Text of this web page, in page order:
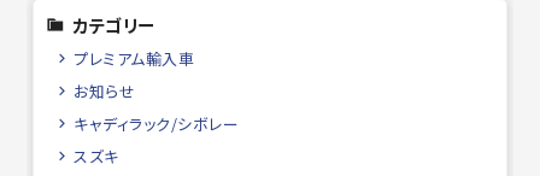
カテゴリー
プレミアム輸入車
お知らせ
キャディラック/シボレー
スズキ